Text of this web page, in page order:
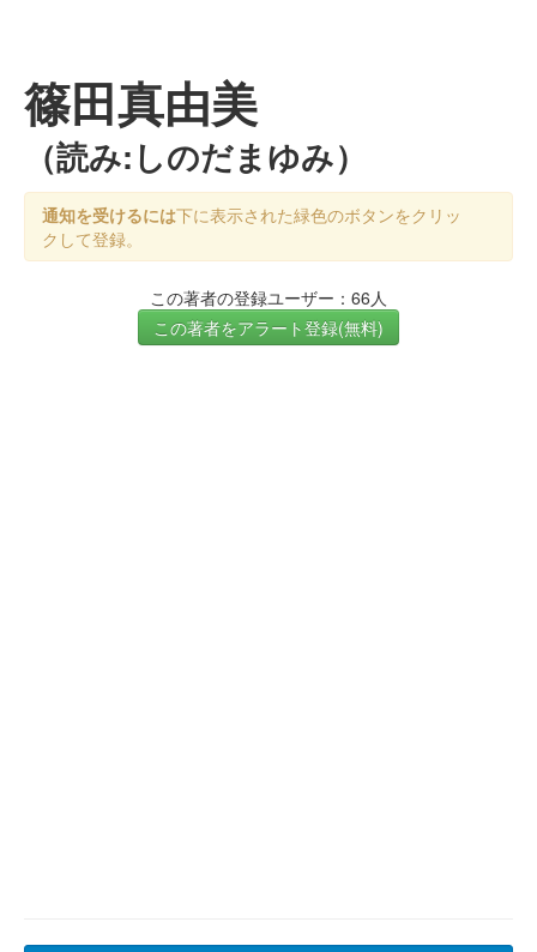
篠田真由美
（読み:しのだまゆみ）
通知を受けるには下に表示された緑色のボタンをクリッ
クして登録。
この著者の登録ユーザー：66人
この著者をアラート登録(無料)